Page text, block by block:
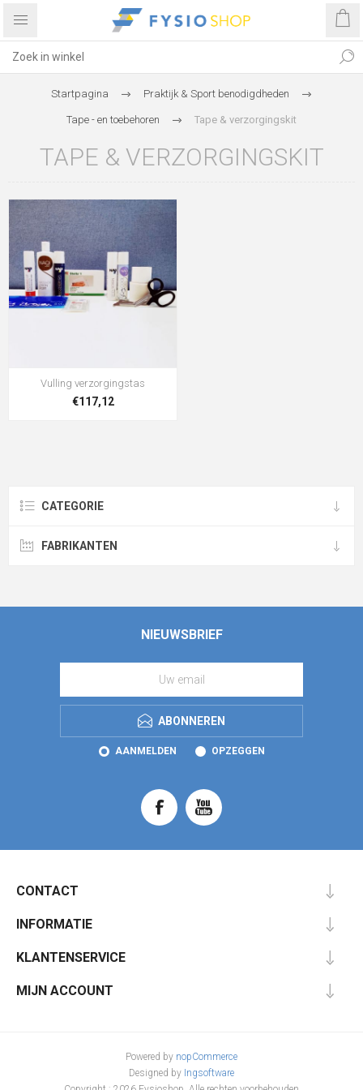
Startpagina Praktijk & Sport benodigdheden
Tape - en toebehoren Tape & verzorgingskit
TAPE & VERZORGINGSKIT
Vulling verzorgingstas
€117,12
CATEGORIE
FABRIKANTEN
NIEUWSBRIEF
ABONNEREN
AANMELDEN OPZEGGEN
CONTACT
INFORMATIE
KLANTENSERVICE
MIJN ACCOUNT
Powered by nopCommerce
Designed by Ingsoftware